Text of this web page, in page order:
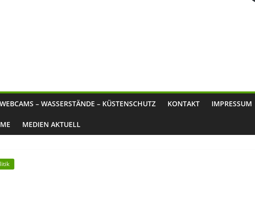
WEBCAMS – WASSERSTÄNDE – KÜSTENSCHUTZ KONTAKT IMPRESSUM
MEDIEN AKTUELL